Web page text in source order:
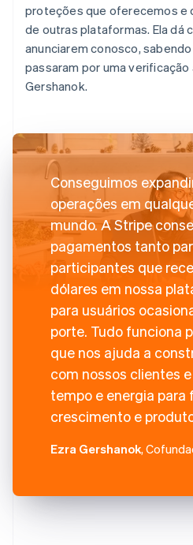
proteções que oferecemos e
de outras plataformas. Ela dá
anunciarem conosco,
passaram por uma verificação
Gershanok.
Conseguimos
operações em
mundo. A Stripe
pagamentos tanto
participantes que
dólares em nossa
para usuários
porte. Tudo funciona
que nos ajuda a
com nossos clientes
tempo e energia para
crescimento e
Ezra Gershanok,